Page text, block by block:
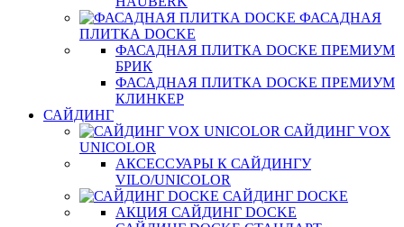
ФАСАДНАЯ
ПЛИТКА DOCKE
ФАСАДНАЯ ПЛИТКА DOCKE ПРЕМИУМ
БРИК
ФАСАДНАЯ ПЛИТКА DOCKE ПРЕМИУМ
КЛИНКЕР
САЙДИНГ
САЙДИНГ VOX
UNICOLOR
АКСЕССУАРЫ К САЙДИНГУ
VILO/UNICOLOR
САЙДИНГ DOCKE
АКЦИЯ САЙДИНГ DOCKE